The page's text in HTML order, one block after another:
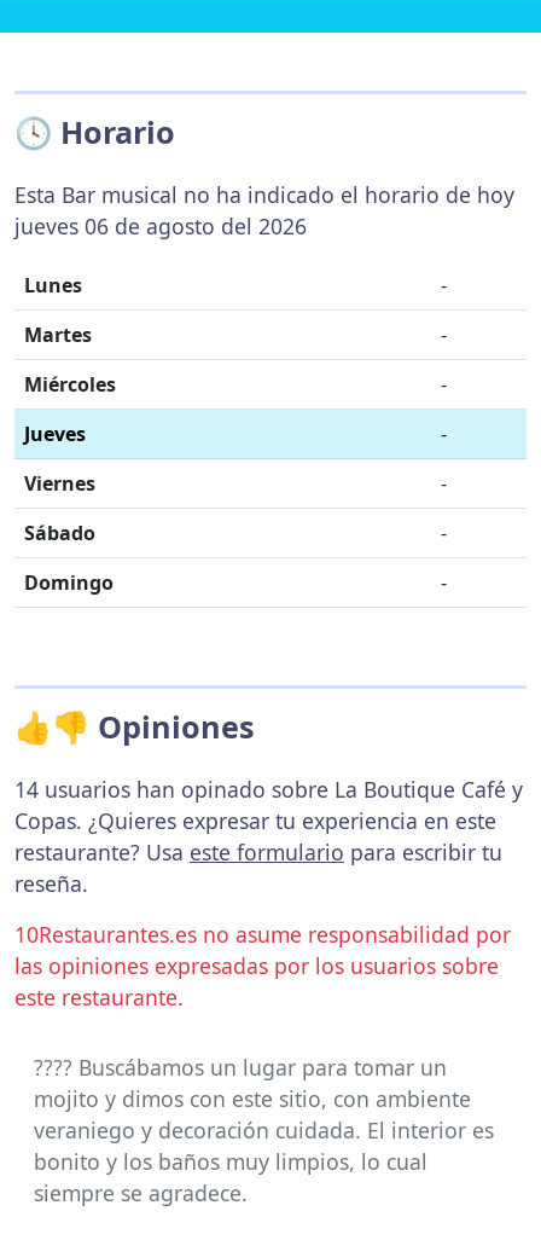
🕓 Horario
Esta Bar musical no ha indicado el horario de hoy
jueves 06 de agosto del 2026
Lunes
-
Martes
-
Miércoles
-
Jueves
-
Viernes
-
Sábado
-
Domingo
-
👍👎 Opiniones
14 usuarios han opinado sobre La Boutique Café y
Copas. ¿Quieres expresar tu experiencia en este
restaurante? Usa este formulario para escribir tu
reseña.
10Restaurantes.es no asume responsabilidad por
las opiniones expresadas por los usuarios sobre
este restaurante.
???? Buscábamos un lugar para tomar un
mojito y dimos con este sitio, con ambiente
veraniego y decoración cuidada. El interior es
bonito y los baños muy limpios, lo cual
siempre se agradece.